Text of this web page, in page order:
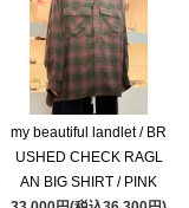
my beautiful landlet / BR
USHED CHECK RAGL
AN BIG SHIRT / PINK